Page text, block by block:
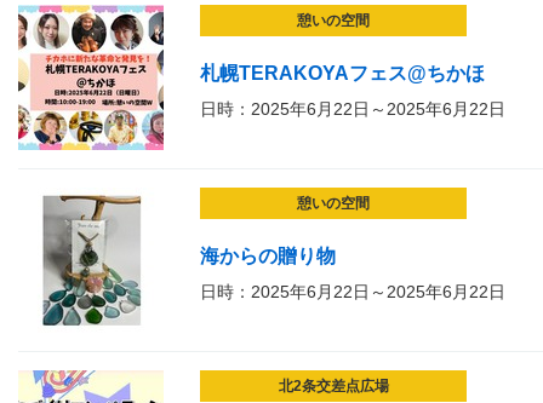
憩いの空間
札幌TERAKOYAフェス@ちかほ
日時：2025年6月22日～2025年6月22日
憩いの空間
海からの贈り物
日時：2025年6月22日～2025年6月22日
北2条交差点広場